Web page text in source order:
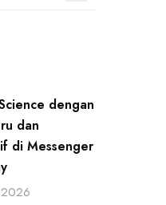
dengan
dan
di Messenger